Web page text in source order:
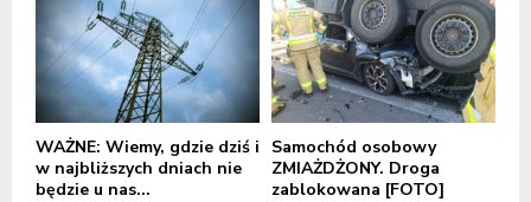
WAŻNE: Wiemy, gdzie dziś i
w najbliższych dniach nie
będzie u nas...
Samochód osobowy
ZMIAŻDŻONY. Droga
zablokowana [FOTO]